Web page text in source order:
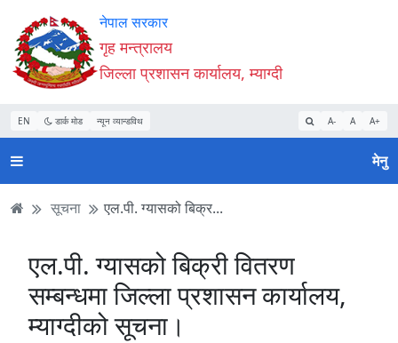
Accessibility
Mode
सुरु
गर्नुहोस्
सामाग्री
पढ्नुहाेस्
नेभिगेसन
पढ्नुहाेस्
वेबसाइट
खोजमा
जानुहोस्
नेपाल सरकार
गृह मन्त्रालय
जिल्ला प्रशासन कार्यालय, म्याग्दी
EN डार्क मोड न्यून व्यान्डविथ A- A A+
मेनु
सूचना एल.पी. ग्यासको बिक्र...
एल.पी. ग्यासको बिक्री वितरण
सम्बन्धमा जिल्ला प्रशासन कार्यालय,
म्याग्दीको सूचना।